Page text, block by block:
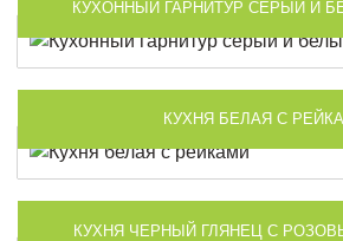
КУХОННЫЙ ГАРНИТУР СЕРЫЙ И
КУХНЯ БЕЛАЯ С
КУХНЯ ЧЕРНЫЙ ГЛЯНЕЦ С